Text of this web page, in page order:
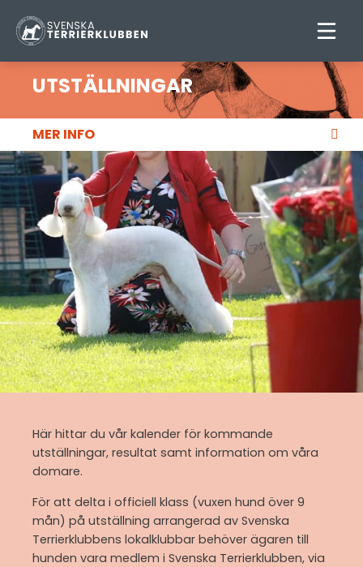
UTSTÄLLNINGAR
MER INFO
UTSTÄLLNINGSKALENDER
RESULTAT
FÖR FUNKTIONÄRER
DOMARPRESENTATIONER
EURO TERRIER SHOW
Här hittar du vår kalender för kommande
utställningar, resultat samt information om våra
domare.
För att delta i officiell klass (vuxen hund över 9
mån) på utställning arrangerad av Svenska
Terrierklubbens lokalklubbar behöver ägaren till
hunden vara medlem i Svenska Terrierklubben, via